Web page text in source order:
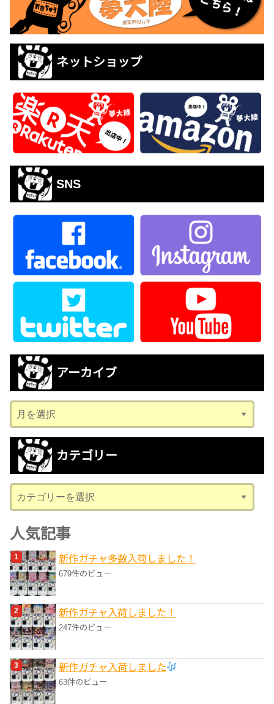
ネットショップ
SNS
アーカイブ
ー
カ
ブ
カテゴリー
テ
ゴ
リ
ー
人気記事
新作ガチャ多数入荷しました！
679件のビュー
新作ガチャ入荷しました！
247件のビュー
新作ガチャ入荷しました
63件のビュー